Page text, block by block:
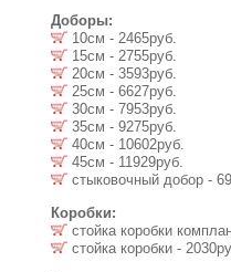
Доборы:
10см - 2465руб.
15см - 2755руб.
20см - 3593руб.
25см - 6627руб.
30см - 7953руб.
35см - 9275руб.
40см - 10602руб.
45см - 11929руб.
стыковочный добор -
Коробки:
стойка коробки
стойка коробки -